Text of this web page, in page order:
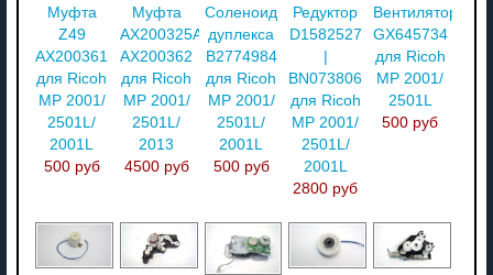
Муфта
Z49
AX200361
для Ricoh
MP 2001/
2501L/
2001L
500 руб
Муфта
AX200325A
AX200362
для Ricoh
MP 2001/
2501L/
2013
4500 руб
Соленоид
дуплекса
B2774984
для Ricoh
MP 2001/
2501L/
2001L
500 руб
Редуктор
D1582527
BN073806
для Ricoh
MP 2001/
2501L/
2001L
2800 руб
Вентилятор
GX645734
для Ricoh
MP 2001/
2501L
500 руб